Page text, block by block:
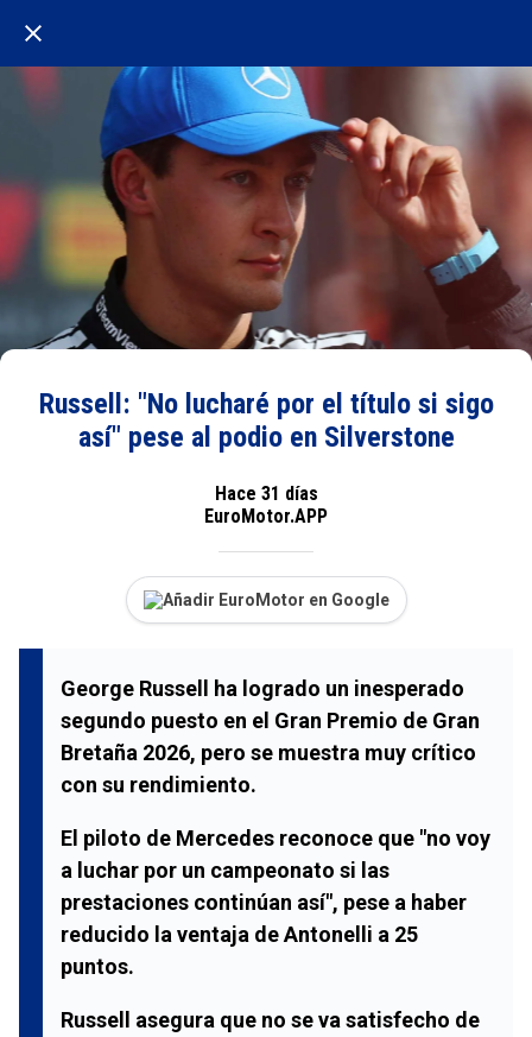
Russell: "No lucharé por el título si sigo
así" pese al podio en Silverstone
Hace 31 días
EuroMotor.APP
Añadir EuroMotor en Google
George Russell ha logrado un inesperado
segundo puesto en el Gran Premio de Gran
Bretaña 2026, pero se muestra muy crítico
con su rendimiento.
El piloto de Mercedes reconoce que "no voy
a luchar por un campeonato si las
prestaciones continúan así", pese a haber
reducido la ventaja de Antonelli a 25
puntos.
Russell asegura que no se va satisfecho de